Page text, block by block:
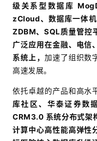
级关系型数据库
zCloud、数据库一体
ZDBM、SQL质量管控
广泛应用在金融、电信
系统上， 加速了组织数
高速发展。
依托卓越的产品和高水
库社区、华泰证券数
CRM3.0 系统分布式架
计算中心高性能高弹性